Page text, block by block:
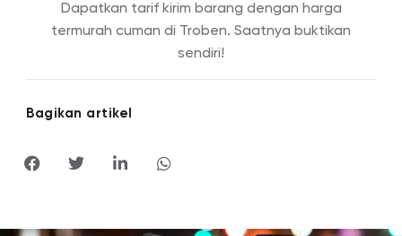
Dapatkan tarif kirim barang dengan harga
termurah cuman di Troben. Saatnya buktikan
sendiri!
Bagikan artikel